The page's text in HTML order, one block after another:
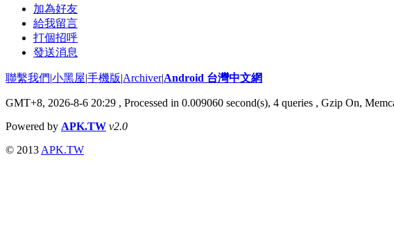
加為好友
給我留言
打個招呼
發送消息
聯繫我們|小黑屋|手機版|Archiver|Android 台灣中文網
GMT+8, 2026-8-6 20:29 , Processed in 0.009060 second(s), 4 queries , Gzip On,
Powered by APK.TW v2.0
© 2013 APK.TW